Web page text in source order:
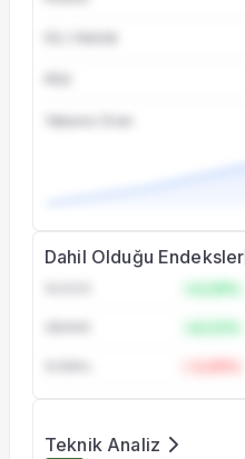
Dahil Olduğu Endeksler
Teknik Analiz